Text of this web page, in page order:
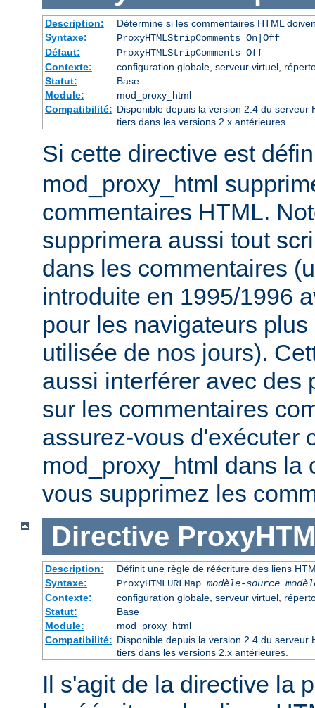
Description:
Détermine si les commentaires HTML
Syntaxe:
ProxyHTMLStripComments On|Off
Défaut:
ProxyHTMLStripComments Off
Contexte:
configuration globale, serveur virtuel,
Statut:
Base
Module:
mod_proxy_html
Compatibilité: Disponible depuis la version 2.4 du serveur
tiers dans les versions 2.x antérieures.
Si cette directive est
mod_proxy_html
commentaires HTML.
supprimera aussi tout
dans les commentaires
introduite en 1995/1996
pour les navigateurs
utilisée de nos jours).
aussi interférer avec des
sur les commentaires
assurez-vous d'exécuter
mod_proxy_html dans la
vous supprimez les
Directive
Description:
Définit une règle de réécriture des liens
Syntaxe:
ProxyHTMLURLMap modèle-source
Contexte:
configuration globale, serveur virtuel,
Statut:
Base
Module:
mod_proxy_html
Compatibilité: Disponible depuis la version 2.4 du serveur
tiers dans les versions 2.x antérieures.
Il s'agit de la directive la